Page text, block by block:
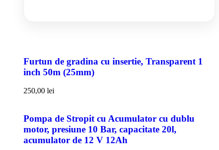
Furtun de gradina cu insertie, Transparent 1
inch 50m (25mm)
250,00 lei
Pompa de Stropit cu Acumulator cu dublu
motor, presiune 10 Bar, capacitate 20l,
acumulator de 12 V 12Ah